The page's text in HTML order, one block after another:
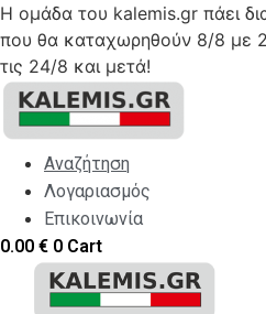
Η ομάδα του kalemis.gr πάει
που θα καταχωρηθούν 8/8 με
τις 24/8 και μετά!
Skip
content
Αναζήτηση
Λογαριασμός
Επικοινωνία
0.00 € 0 Cart